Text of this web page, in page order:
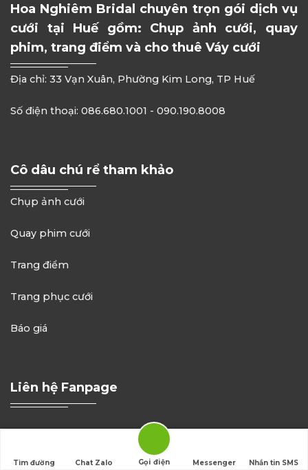
Hoa Nghiêm Bridal chuyên trọn gói dịch vụ
cưới tại Huế gồm: Chụp ảnh cưới, quay
phim, trang điểm và cho thuê Váy cưới
Địa chỉ: 33 Vạn Xuân, Phường Kim Long, TP Huế
Số điện thoại: 086.680.1001 - 090.190.8008
Cô dâu chú rể tham khảo
Chụp ảnh cưới
Quay phim cưới
Trang điểm
Trang phục cưới
Báo giá
Liên hệ Fanpage
Tìm đường Chat Zalo Gọi điện Messenger Nhắn tin SMS